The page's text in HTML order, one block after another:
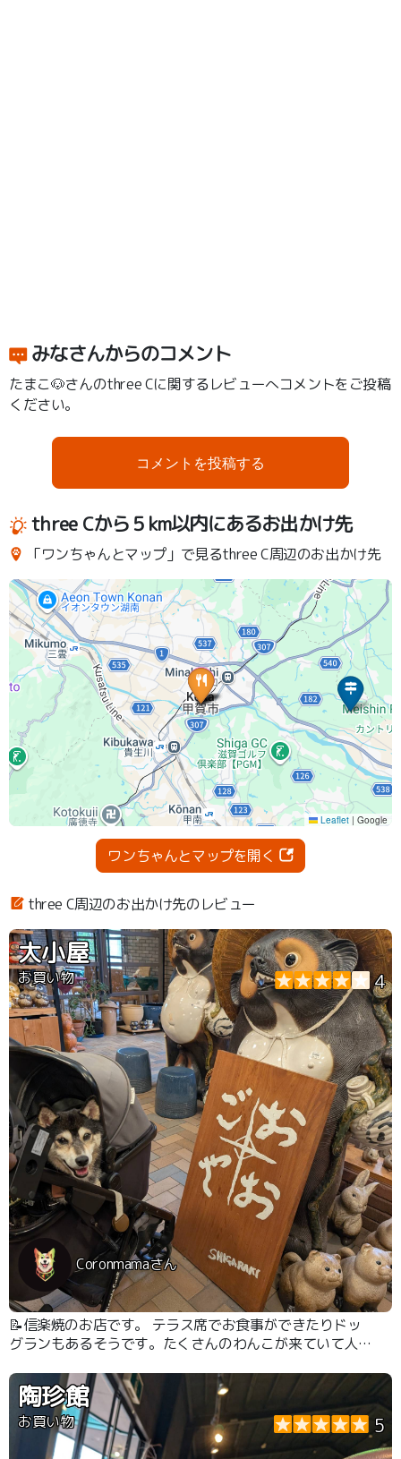
みなさんからのコメント
たまこ🐶さんのthree Cに関するレビューへコメントをご投稿
ください。
コメントを投稿する
three Cから５km以内にあるお出かけ先
「ワンちゃんとマップ」で見るthree C周辺のお出かけ先
ワンちゃんとマップを開く
three C周辺のお出かけ先のレビュー
大小屋
お買い物 4
Coronmamaさん
📝信楽焼のお店です。 テラス席でお食事ができたりドッ
グランもあるそうです。たくさんのわんこが来ていて人気
陶珍館
お買い物 5